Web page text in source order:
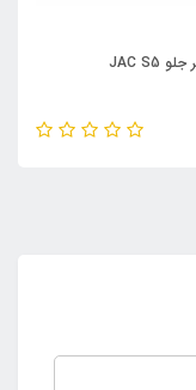
تسمه کولر JAC J5 AT